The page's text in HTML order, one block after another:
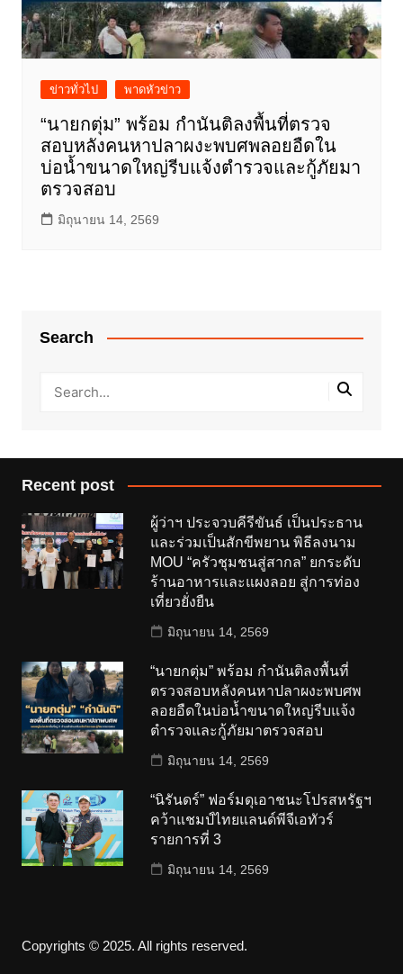
ข่าวทั่วไป พาดหัวข่าว
“นายกตุ่ม” พร้อม กำนันติลงพื้นที่ตรวจ
สอบหลังคนหาปลาผงะพบศพลอยอืดใน
บ่อน้ำขนาดใหญ่รีบแจ้งตำรวจและกู้ภัยมา
ตรวจสอบ
มิถุนายน 14, 2569
Search
Recent post
ผู้ว่าฯ ประจวบคีรีขันธ์ เป็นประธาน
และร่วมเป็นสักขีพยาน พิธีลงนาม
MOU “ครัวชุมชนสู่สากล” ยกระดับ
ร้านอาหารและแผงลอย สู่การท่อง
เที่ยวยั่งยืน
มิถุนายน 14, 2569
“นายกตุ่ม” พร้อม กำนันติลงพื้นที่
ตรวจสอบหลังคนหาปลาผงะพบศพ
ลอยอืดในบ่อน้ำขนาดใหญ่รีบแจ้ง
ตำรวจและกู้ภัยมาตรวจสอบ
มิถุนายน 14, 2569
“นิรันดร์” ฟอร์มดุเอาชนะโปรสหรัฐฯ
คว้าแชมป์ไทยแลนด์พีจีเอทัวร์
รายการที่ 3
มิถุนายน 14, 2569
Copyrights © 2025. All rights reserved.